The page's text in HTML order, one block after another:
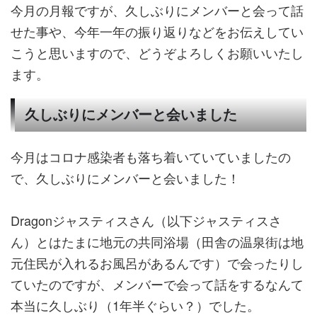
今月の月報ですが、久しぶりにメンバーと会って話
せた事や、今年一年の振り返りなどをお伝えしてい
こうと思いますので、どうぞよろしくお願いいたし
ます。
久しぶりにメンバーと会いました
今月はコロナ感染者も落ち着いていていましたの
で、久しぶりにメンバーと会いました！
Dragonジャスティスさん（以下ジャスティスさ
ん）とはたまに地元の共同浴場（田舎の温泉街は地
元住民が入れるお風呂があるんです）で会ったりし
ていたのですが、メンバーで会って話をするなんて
本当に久しぶり（1年半ぐらい？）でした。